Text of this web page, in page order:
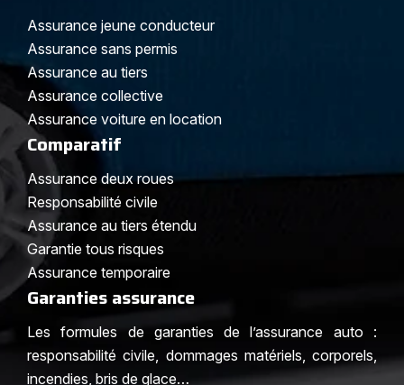
Assurance jeune conducteur
Assurance sans permis
Assurance au tiers
Assurance collective
Assurance voiture en location
Comparatif
Assurance deux roues
Responsabilité civile
Assurance au tiers étendu
Garantie tous risques
Assurance temporaire
Garanties assurance
Les formules de garanties de l’assurance auto :
responsabilité civile, dommages matériels, corporels,
incendies, bris de glace…